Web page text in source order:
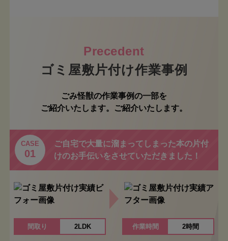
ゴミ屋敷片付け作業事例
ごみ怪獣の作業事例の一部を
ご紹介いたします。ご紹介いたします。
CASE
01
ご自宅で大量に溜まってしまった本の片付
けのお手伝いをさせていただきました！
間取り 2LDK 作業時間 2時間